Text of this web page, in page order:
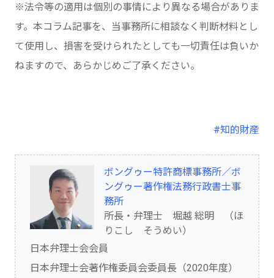
※法令等の適用は個別の事情により異なる場合がありま
す。本コラム記事を、当事務所に相談なく判断材料とし
て使用し、損害を受けられたとしても一切責任は負いか
ねますので、あらかじめご了承ください。
#知的財産
ボングゥー特許商標事務所／ボ
ングゥー著作権法務行政書士事
務所
所長・弁理士 堀越 総明 （ほ
りこし そうめい）
日本弁理士会会員
日本弁理士会著作権委員会委員長（2020年度）